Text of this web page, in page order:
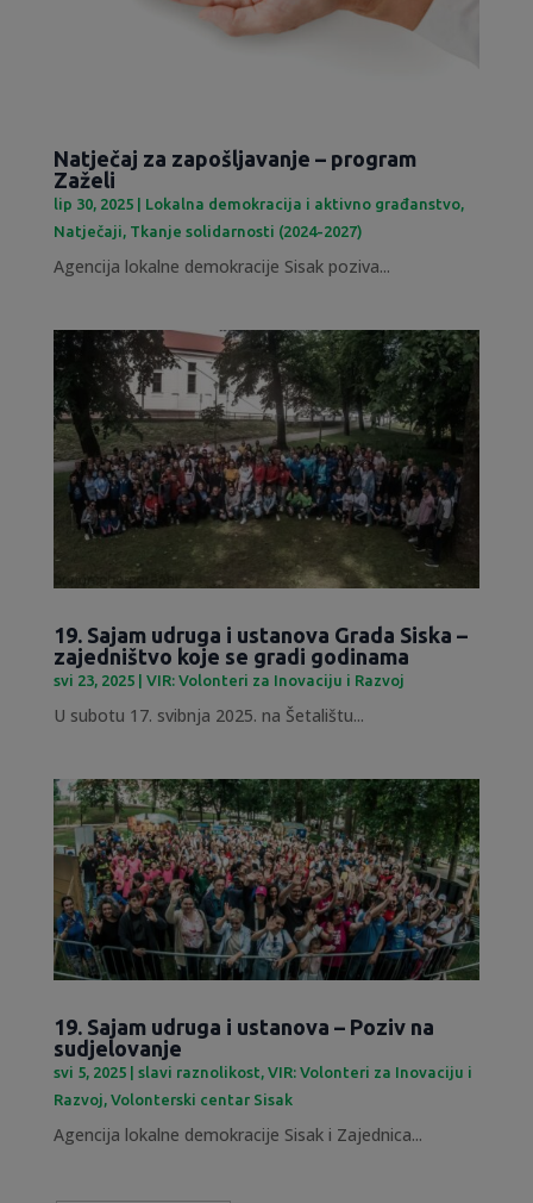
Natječaj za zapošljavanje – program
Zaželi
lip 30, 2025| Lokalna demokracija i aktivno građanstvo,
Natječaji, Tkanje solidarnosti (2024-2027)
Agencija lokalne demokracije Sisak poziva...
19. Sajam udruga i ustanova Grada Siska –
zajedništvo koje se gradi godinama
svi 23, 2025| VIR: Volonteri za Inovaciju i Razvoj
U subotu 17. svibnja 2025. na Šetalištu...
19. Sajam udruga i ustanova – Poziv na
sudjelovanje
svi 5, 2025| slavi raznolikost, VIR: Volonteri za Inovaciju i
Razvoj, Volonterski centar Sisak
Agencija lokalne demokracije Sisak i Zajednica...